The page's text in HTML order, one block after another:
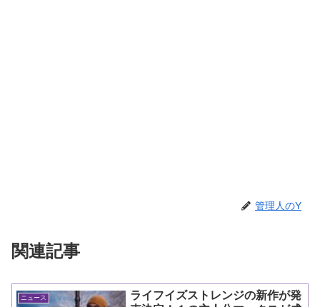
管理人のY
関連記事
ニュース
ライフイズストレンジの新作が発